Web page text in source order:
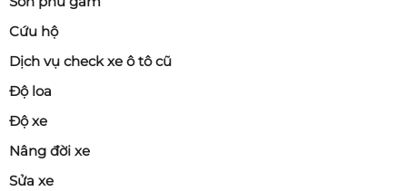
Cứu hộ
Dịch vụ check xe ô tô cũ
Độ loa
Độ xe
Nâng đời xe
Sửa xe